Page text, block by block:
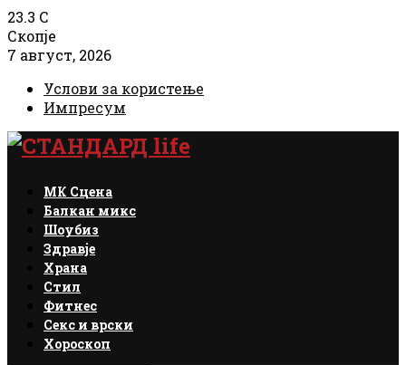
23.3 C
Скопје
7 август, 2026
Услови за користење
Импресум
Facebook
Instagram
Email
Rss
МК Сцена
Балкан микс
Шоубиз
Здравје
Храна
Стил
Фитнес
Секс и врски
Хороскоп